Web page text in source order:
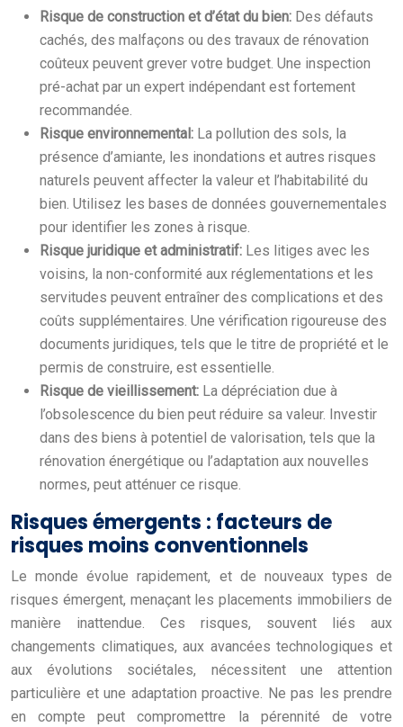
Risque de construction et d’état du bien: Des défauts
cachés, des malfaçons ou des travaux de rénovation
coûteux peuvent grever votre budget. Une inspection
pré-achat par un expert indépendant est fortement
recommandée.
Risque environnemental: La pollution des sols, la
présence d’amiante, les inondations et autres risques
naturels peuvent affecter la valeur et l’habitabilité du
bien. Utilisez les bases de données gouvernementales
pour identifier les zones à risque.
Risque juridique et administratif: Les litiges avec les
voisins, la non-conformité aux réglementations et les
servitudes peuvent entraîner des complications et des
coûts supplémentaires. Une vérification rigoureuse des
documents juridiques, tels que le titre de propriété et le
permis de construire, est essentielle.
Risque de vieillissement: La dépréciation due à
l’obsolescence du bien peut réduire sa valeur. Investir
dans des biens à potentiel de valorisation, tels que la
rénovation énergétique ou l’adaptation aux nouvelles
normes, peut atténuer ce risque.
Risques émergents : facteurs de
risques moins conventionnels
Le monde évolue rapidement, et de nouveaux types de
risques émergent, menaçant les placements immobiliers de
manière inattendue. Ces risques, souvent liés aux
changements climatiques, aux avancées technologiques et
aux évolutions sociétales, nécessitent une attention
particulière et une adaptation proactive. Ne pas les prendre
en compte peut compromettre la pérennité de votre